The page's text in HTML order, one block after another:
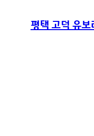
평택 고덕 유보